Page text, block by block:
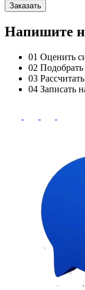
Заказать
Напишите
01 Оценить
02
03
04 Записать